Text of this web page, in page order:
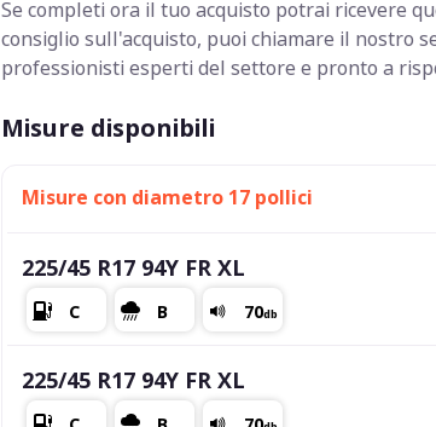
Se completi ora il tuo acquisto potrai ricevere
consiglio sull'acquisto, puoi chiamare il nostro
professionisti esperti del settore e pronto a
Misure disponibili
Misure con diametro 17 pollici
225/45 R17 94Y FR XL
225/45 R17 94Y FR XL